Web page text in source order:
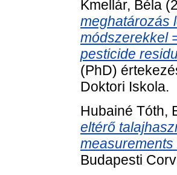
Kmellár, Béla
meghatározás
módszerekkel
pesticide
(PhD)
Doktori Iskola.
Hubainé Tóth,
eltérő
Budapesti